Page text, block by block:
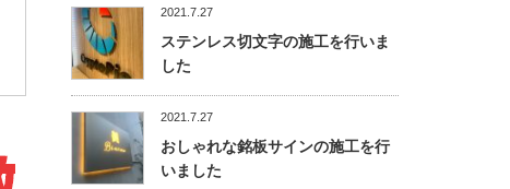
2021.7.27
ステンレス切文字の施工を行いま
した
2021.7.27
おしゃれな銘板サインの施工を行
いました